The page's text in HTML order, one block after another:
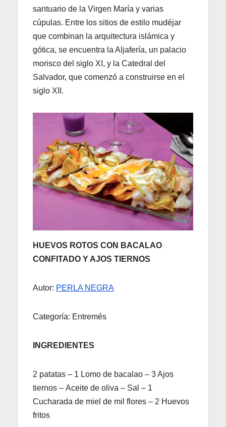
santuario de la Virgen María y varias
cúpulas. Entre los sitios de estilo mudéjar
que combinan la arquitectura islámica y
gótica, se encuentra la Aljafería, un palacio
morisco del siglo XI, y la Catedral del
Salvador, que comenzó a construirse en el
siglo XII.
HUEVOS ROTOS CON BACALAO
CONFITADO Y AJOS TIERNOS
Autor: PERLA NEGRA
Categoría: Entremés
INGREDIENTES
2 patatas – 1 Lomo de bacalao – 3 Ajos
tiernos – Aceite de oliva – Sal – 1
Cucharada de miel de mil flores – 2 Huevos
fritos